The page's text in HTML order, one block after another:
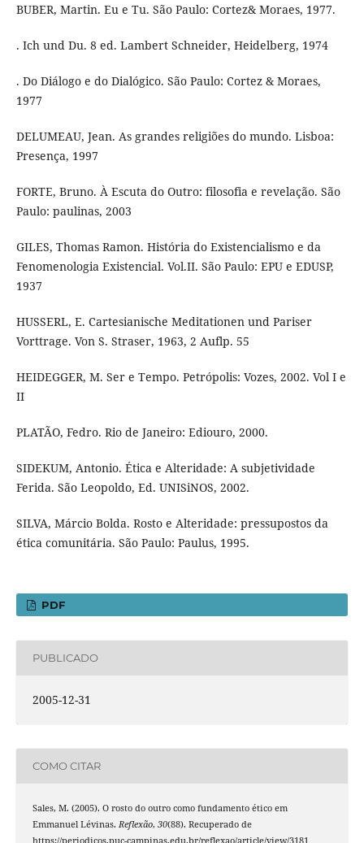
BUBER, Martin. Eu e Tu. São Paulo: Cortez& Moraes, 1977.
. Ich und Du. 8 ed. Lambert Schneider, Heidelberg, 1974
. Do Diálogo e do Dialógico. São Paulo: Cortez & Moraes,
1977
DELUMEAU, Jean. As grandes religiões do mundo. Lisboa:
Presença, 1997
FORTE, Bruno. À Escuta do Outro: filosofia e revelação. São
Paulo: paulinas, 2003
GILES, Thomas Ramon. História do Existencialismo e da
Fenomenologia Existencial. Vol.II. São Paulo: EPU e EDUSP,
1937
HUSSERL, E. Cartesianische Meditationen und Pariser
Vorttrage. Von S. Straser, 1963, 2 Auflp. 55
HEIDEGGER, M. Ser e Tempo. Petrópolis: Vozes, 2002. Vol I e
II
PLATÃO, Fedro. Rio de Janeiro: Ediouro, 2000.
SIDEKUM, Antonio. Ética e Alteridade: A subjetividade
Ferida. São Leopoldo, Ed. UNISiNOS, 2002.
SILVA, Márcio Bolda. Rosto e Alteridade: pressupostos da
ética comunitária. São Paulo: Paulus, 1995.
PDF
PUBLICADO
2005-12-31
COMO CITAR
Sales, M. (2005). O rosto do outro como fundamento ético em
Emmanuel Lévinas. Reflexão, 30(88). Recuperado de
https://periodicos.puc-campinas.edu.br/reflexao/article/view/3181